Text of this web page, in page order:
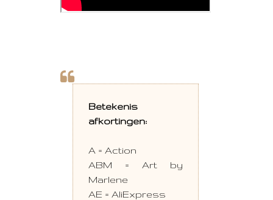
Betekenis
afkortingen:
A = Action
ABM = Art by
Marlene
AE = AliExpress